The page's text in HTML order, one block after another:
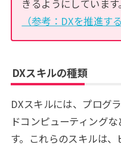
きるようにしています。
（参考：DXを推進す
DXスキルの種類
DXスキルには、プログ
ドコンピューティング
す。これらのスキルは